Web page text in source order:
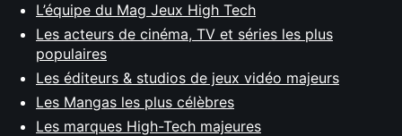
L’équipe du Mag Jeux High Tech
Les acteurs de cinéma, TV et séries les plus
populaires
Les éditeurs & studios de jeux vidéo majeurs
Les Mangas les plus célèbres
Les marques High-Tech majeures